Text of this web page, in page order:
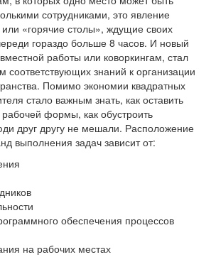
сотрудниками, это явление
«горячие столы», ждущие своих
гораздо больше 8 часов. И новый
работы или коворкингам, стал
знаний к организации
Помимо экономии квадратных
стало важным знать, как оставить
рабочей формы, как обустроить
друг другу не мешали. Расположение
выполнения задач зависит от:
обеспечения процессов
на рабочих местах